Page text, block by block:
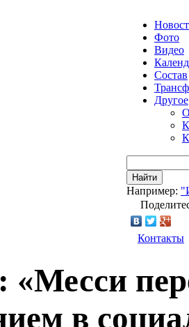
Фото
Видео
Состав
Другое
Найти
Например:
Контакты
в